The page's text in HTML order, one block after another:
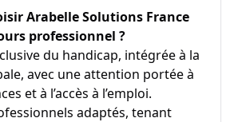
Arabelle Solutions France
professionnel ?
du handicap, intégrée à la
avec une attention portée à
et à l’accès à l’emploi.
adaptés, tenant